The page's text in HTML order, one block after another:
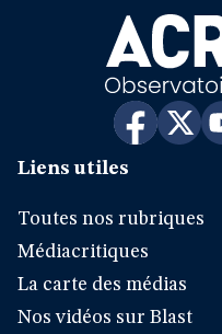
Liens utiles
Toutes nos rubriques
Médiacritiques
La carte des médias
Nos vidéos sur Blast